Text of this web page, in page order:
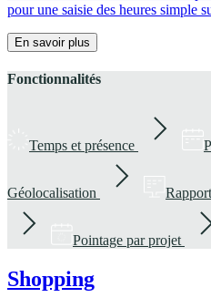
pour une saisie des heures simple
En savoir plus
Fonctionnalités
Temps et présence
Géolocalisation
Pointage par projet
Shopping